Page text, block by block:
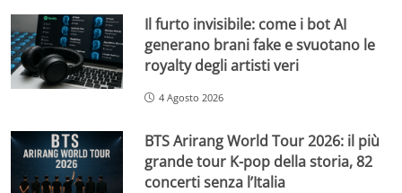
Il furto invisibile: come i bot AI
generano brani fake e svuotano le
royalty degli artisti veri
4 Agosto 2026
BTS Arirang World Tour 2026: il più
grande tour K-pop della storia, 82
concerti senza l’Italia